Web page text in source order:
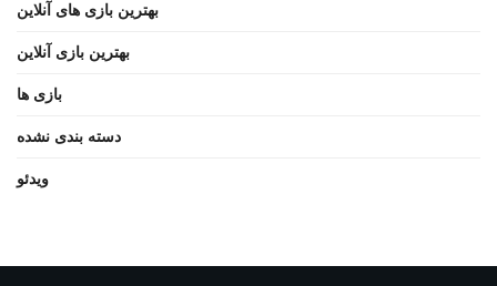
بهترین بازی های آنلاین
بهترین بازی آنلاین
بازی ها
دسته بندی نشده
ویدئو